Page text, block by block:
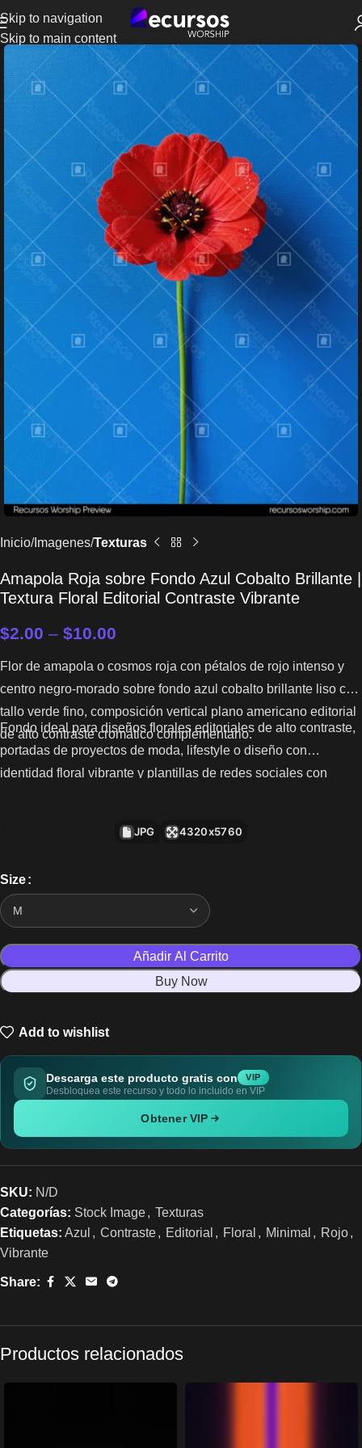
Skip to navigation
Skip to main content
Inicio Imagenes Texturas
Amapola Roja sobre Fondo Azul Cobalto Brillante |
Textura Floral Editorial Contraste Vibrante
$2.00 – $10.00
Flor de amapola o cosmos roja con pétalos de rojo intenso y
centro negro-morado sobre fondo azul cobalto brillante liso con
tallo verde fino, composición vertical plano americano editorial
de alto contraste cromático complementario.
Fondo ideal para diseños florales editoriales de alto contraste,
portadas de proyectos de moda, lifestyle o diseño con
identidad floral vibrante y plantillas de redes sociales con
JPG 4320x5760
Size
Añadir Al Carrito
Buy Now
Add to wishlist
Descarga este producto gratis con VIP
Desbloquea este recurso y todo lo incluido en VIP
Obtener VIP
SKU: N/D
Categorías: Stock Image, Texturas
Etiquetas: Azul , Contraste, Editorial , Floral , Minimal , Rojo,
Vibrante
Share:
Productos relacionados